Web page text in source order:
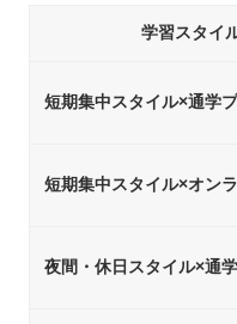
学習スタイ
短期集中スタイル×通学
短期集中スタイル×オン
夜間・休日スタイル×通